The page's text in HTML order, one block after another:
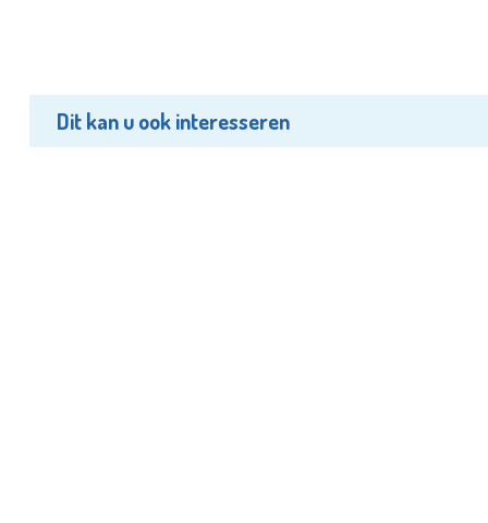
Dit kan u ook interesseren